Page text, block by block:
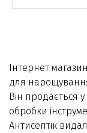
Інтернет
для
Він продається
обробки
Антисептік